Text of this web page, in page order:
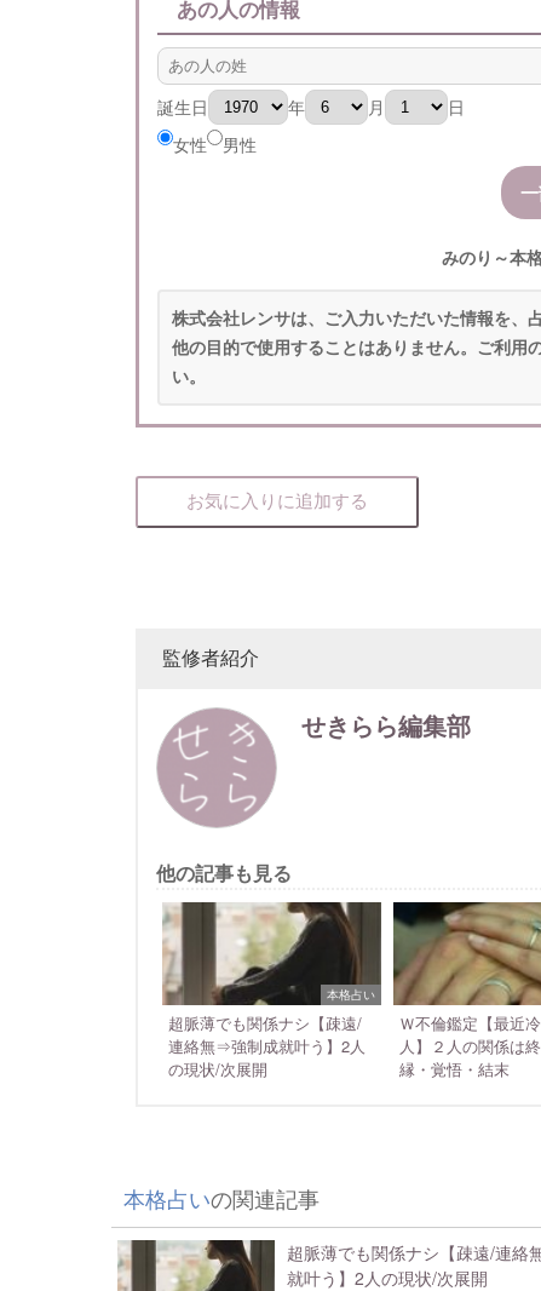
あの人の情報
誕生日 年 月
日
女性
男性
みのり～本
株式会社レンサは、ご入力いただいた情報を、
他の目的で使用することはありません。ご利用
い。
お気に入りに追加する
監修者紹介
せきらら編集部
他の記事も見る
本格占い
超脈薄でも関係ナシ【疎遠/
連絡無⇒強制成就叶う】2人
の現状/次展開
Ｗ不倫鑑定【最近
人】２人の関係は
縁・覚悟・結末
本格占いの関連記事
超脈薄でも関係ナシ【疎遠/連絡
就叶う】2人の現状/次展開